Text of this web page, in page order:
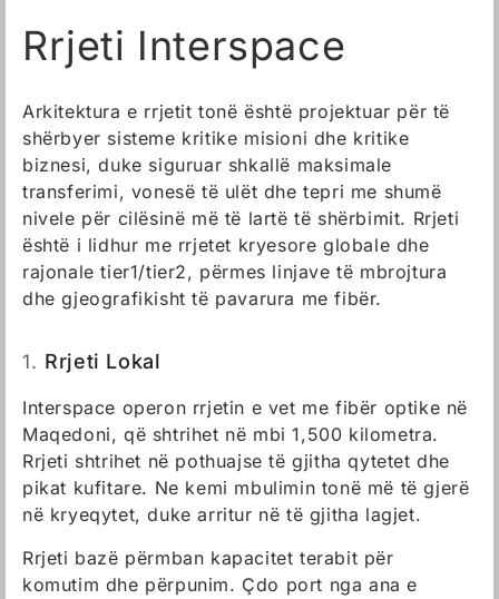
Rrjeti Interspace
Arkitektura e rrjetit tonë është projektuar për të
shërbyer sisteme kritike misioni dhe kritike
biznesi, duke siguruar shkallë maksimale
transferimi, vonesë të ulët dhe tepri me shumë
nivele për cilësinë më të lartë të shërbimit. Rrjeti
është i lidhur me rrjetet kryesore globale dhe
rajonale tier1/tier2, përmes linjave të mbrojtura
dhe gjeografikisht të pavarura me fibër.
1. Rrjeti Lokal
Interspace operon rrjetin e vet me fibër optike në
Maqedoni, që shtrihet në mbi 1,500 kilometra.
Rrjeti shtrihet në pothuajse të gjitha qytetet dhe
pikat kufitare. Ne kemi mbulimin tonë më të gjerë
në kryeqytet, duke arritur në të gjitha lagjet.
Rrjeti bazë përmban kapacitet terabit për
komutim dhe përpunim. Çdo port nga ana e